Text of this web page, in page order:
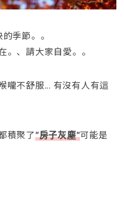
季節。。
。、請大家自愛。。
嚨不舒服... 有沒有人有這
積聚了“房子灰塵”可能是